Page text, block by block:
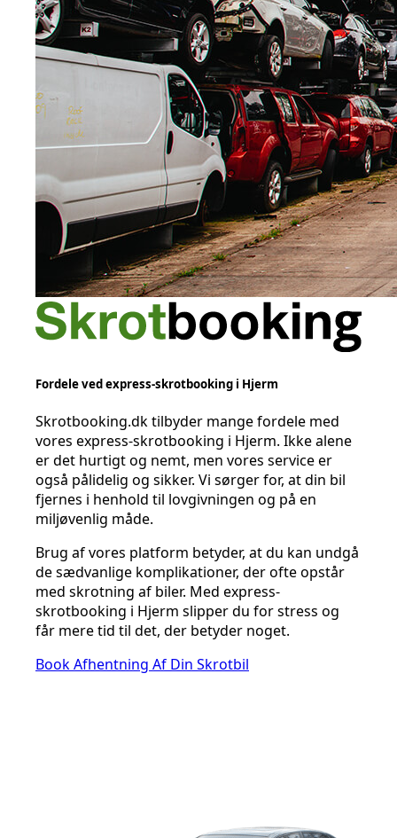
Fordele ved express-skrotbooking i Hjerm
Skrotbooking.dk tilbyder mange fordele med
vores express-skrotbooking i Hjerm. Ikke alene
er det hurtigt og nemt, men vores service er
også pålidelig og sikker. Vi sørger for, at din bil
fjernes i henhold til lovgivningen og på en
miljøvenlig måde.
Brug af vores platform betyder, at du kan undgå
de sædvanlige komplikationer, der ofte opstår
med skrotning af biler. Med express-
skrotbooking i Hjerm slipper du for stress og
får mere tid til det, der betyder noget.
Book Afhentning Af Din Skrotbil